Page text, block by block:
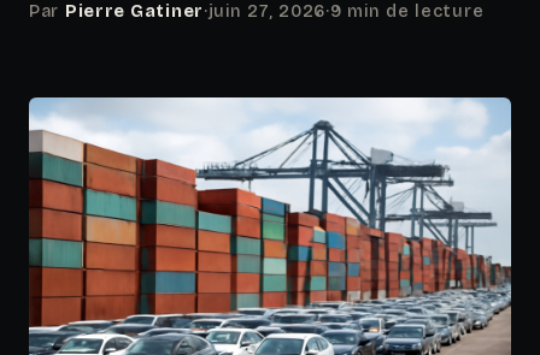
Par Pierre Gatiner·juin 27, 2026·9 min de lecture